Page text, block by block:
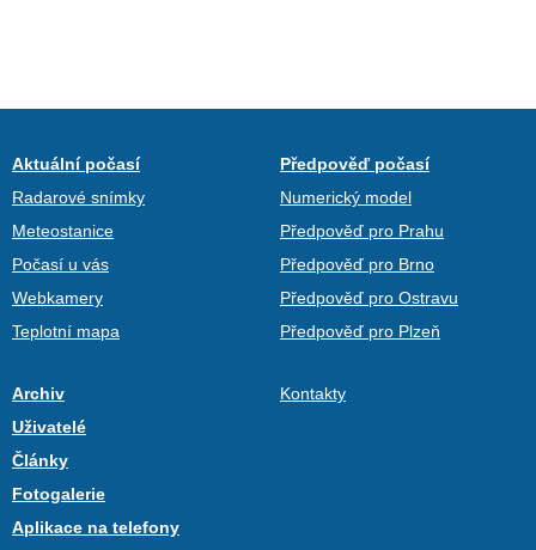
Aktuální počasí
Radarové snímky
Meteostanice
Počasí u vás
Webkamery
Teplotní mapa
Předpověď počasí
Numerický model
Předpověď pro Prahu
Předpověď pro Brno
Předpověď pro Ostravu
Předpověď pro Plzeň
Archiv
Uživatelé
Články
Fotogalerie
Aplikace na telefony
Kontakty